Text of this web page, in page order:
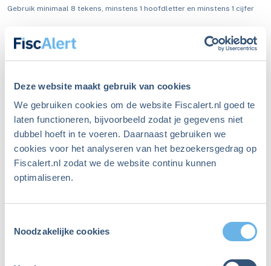
Deze website maakt gebruik van cookies
We gebruiken cookies om de website Fiscalert.nl goed te
laten functioneren, bijvoorbeeld zodat je gegevens niet
dubbel hoeft in te voeren. Daarnaast gebruiken we
cookies voor het analyseren van het bezoekersgedrag op
Fiscalert.nl zodat we de website continu kunnen
optimaliseren.
Noodzakelijke cookies
Gebruik minimaal 8 tekens, minstens 1 hoofdletter en minstens 1 cijfer
Blijf ingelogd
Inloggen
Ben je je wachtwoord
vergeten?
Niet meer ingelogd sinds